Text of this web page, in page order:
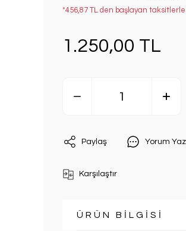
*456,87 TL den başlayan
1.250,00 TL
Paylaş Yorum Yaz
Karşılaştır
ÜRÜN BİLGİSİ